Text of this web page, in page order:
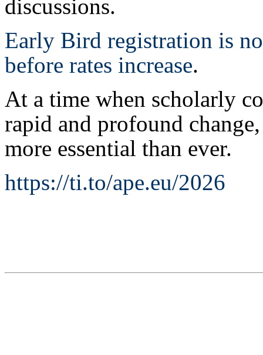
discussions.
Early Bird registration is
before rates increase.
At a time when scholarly
rapid and profound
more essential than ever.
https://ti.to/ape.eu/2026